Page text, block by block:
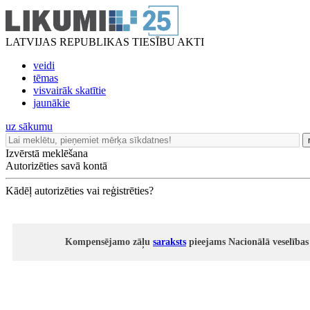
LATVIJAS REPUBLIKAS TIESĪBU AKTI
veidi
tēmas
visvairāk skatītie
jaunākie
uz sākumu
Izvērstā meklēšana
Autorizēties savā kontā
Kādēļ autorizēties vai reģistrēties?
Kompensējamo zāļu saraksts pieejams Nacionālā